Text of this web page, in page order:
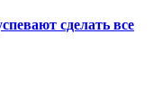
сделать все